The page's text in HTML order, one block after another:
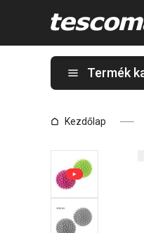
Termék
Kezdőlap